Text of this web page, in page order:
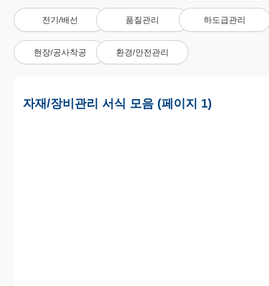
전기/배선 품질관리 하도급관리
현장/공사착공 환경/안전관리
자재/장비관리 서식 모음 (페이지 1)